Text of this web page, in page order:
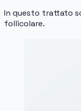
In questo trattato
follicolare.